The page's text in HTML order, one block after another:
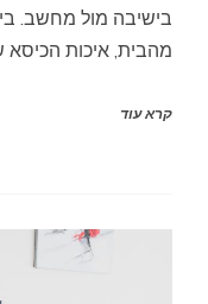
בישיבה מול מחשב.
מהבית, איכות הכיסא
קרא עוד